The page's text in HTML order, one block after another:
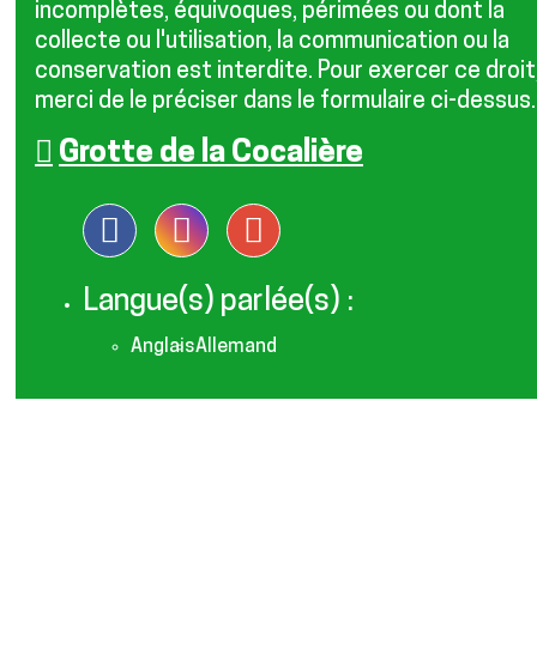
incomplètes, équivoques, périmées ou dont la
collecte ou l'utilisation, la communication ou la
conservation est interdite. Pour exercer ce
merci de le préciser dans le formulaire ci-dessus.
Grotte de la Cocalière
Langue(s) parlée(s) :
AnglaisAllemand